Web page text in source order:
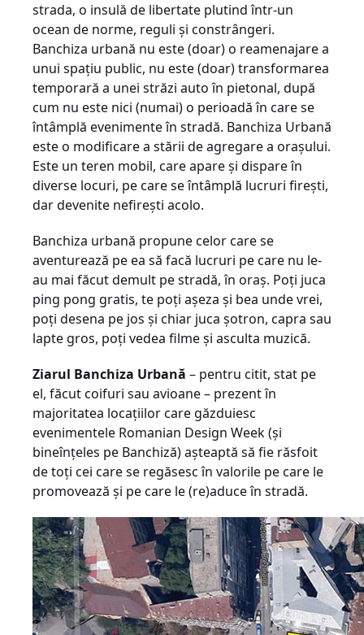
strada, o insulă de libertate plutind într-un
ocean de norme, reguli şi constrângeri.
Banchiza urbană nu este (doar) o reamenajare a
unui spaţiu public, nu este (doar) transformarea
temporară a unei străzi auto în pietonal, după
cum nu este nici (numai) o perioadă în care se
întâmplă evenimente în stradă. Banchiza Urbană
este o modificare a stării de agregare a oraşului.
Este un teren mobil, care apare şi dispare în
diverse locuri, pe care se întâmplă lucruri fireşti,
dar devenite nefireşti acolo.
Banchiza urbană propune celor care se
aventurează pe ea să facă lucruri pe care nu le-
au mai făcut demult pe stradă, în oraş. Poţi juca
ping pong gratis, te poţi aşeza şi bea unde vrei,
poţi desena pe jos şi chiar juca şotron, capra sau
lapte gros, poţi vedea filme şi asculta muzică.
Ziarul Banchiza Urbană – pentru citit, stat pe
el, făcut coifuri sau avioane – prezent în
majoritatea locaţiilor care găzduiesc
evenimentele Romanian Design Week (şi
bineînţeles pe Banchiză) aşteaptă să fie răsfoit
de toţi cei care se regăsesc în valorile pe care le
promovează şi pe care le (re)aduce în stradă.